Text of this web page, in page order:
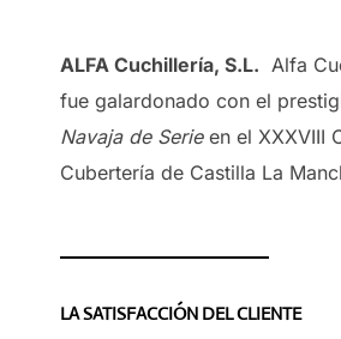
ALFA Cuchillería, S.L. Alfa
fue galardonado con el
Navaja de Serieen el XXXVIII
Cubertería de Castilla La
LA SATISFACCIÓN DEL CLIENTE